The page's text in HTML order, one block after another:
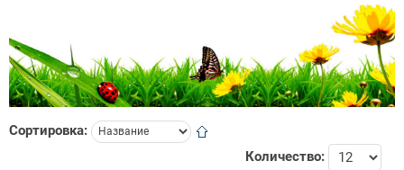
Сортировка:
Количество: